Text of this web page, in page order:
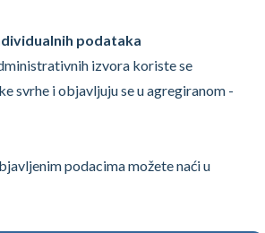
podataka
izvora koriste se
svrhe i objavljuju se u agregiranom -
podacima možete naći u